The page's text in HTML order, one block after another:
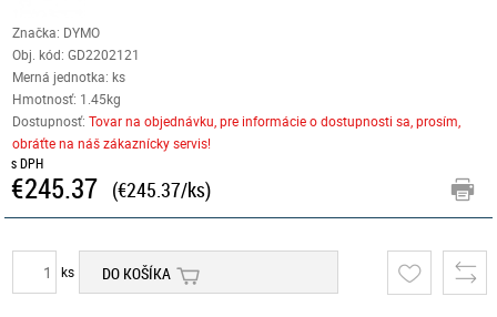
Značka: DYMO
Obj. kód:GD2202121
Merná jednotka: ks
Hmotnosť: 1.45kg
Dostupnosť:Tovar na objednávku, pre informácie o dostupnosti sa, prosím,
obráťte na náš zákaznícky servis!
s DPH
€245.37 (€245.37/ks)
ks DO KOŠÍKA